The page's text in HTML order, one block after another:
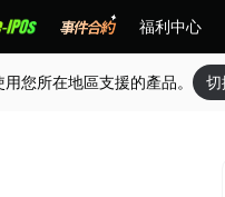
福利中心
您所在地區支援的產品。 切